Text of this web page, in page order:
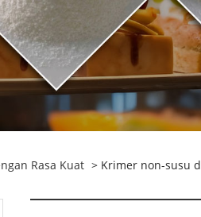
Rasa Kuat > Krimer non-susu